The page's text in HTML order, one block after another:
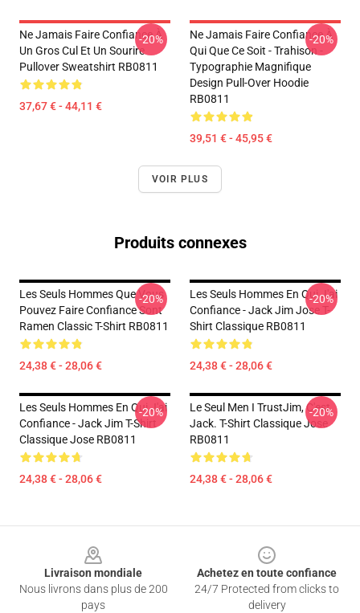
Ne Jamais Faire Confiance À
Un Gros Cul Et Un Sourire
Pullover Sweatshirt RB0811
37,67 € - 44,11 €
-20%
Ne Jamais Faire Confiance À
Qui Que Ce Soit - Trahison -
Typographie Magnifique
Design Pull-Over Hoodie
RB0811
39,51 € - 45,95 €
-20%
VOIR PLUS
Produits connexes
Les Seuls Hommes Que Vous
Pouvez Faire Confiance Sont
Ramen Classic T-Shirt RB0811
24,38 € - 28,06 €
-20%
Les Seuls Hommes En Qui J'ai
Confiance - Jack Jim Jose T-
Shirt Classique RB0811
24,38 € - 28,06 €
-20%
Les Seuls Hommes En Qui J'ai
Confiance - Jack Jim T-Shirt
Classique Jose RB0811
24,38 € - 28,06 €
-20%
Le Seul Men I TrustJim, C'est
Jack. T-Shirt Classique Jose
RB0811
24,38 € - 28,06 €
-20%
Livraison mondiale
Nous livrons dans plus de 200
pays
Achetez en toute confiance
24/7 Protected from clicks to
delivery